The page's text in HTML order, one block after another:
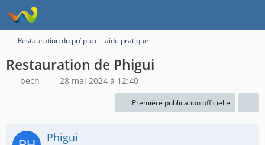
Restauration du prépuce - aide pratique
Restauration de Phigui
bech 28 mai 2024 à 12:40
Première publication officielle
Phigui